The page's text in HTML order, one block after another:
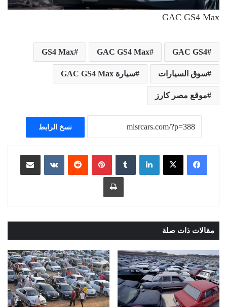
GAC GS4 Max
GAC GS4
GAC GS4 Max
GS4 Max
سوق السيارات سيارة GAC GS4 Max
موقع مصر كارز
نسخ الرابط
لينكدإن ‏Tumblr بينتيريست
‏Reddit
‏VKontakte مشاركة عبر البريد
طباعة
مقالات ذات صلة